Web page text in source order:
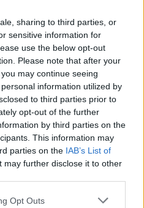
sharing to third parties, or
sensitive information for
use the below opt-out
Please note that after your
may continue seeing
information utilized by
to third parties prior to
opt-out of the further
by third parties on the
This information may
parties on the IAB’s List of
may further disclose it to other
uses one or more Google
Opt Outs
Τεχνολογίας, ΠΕ
Γεωτεχνικών, ΠΕ
-Οικονομικού, ΠΕ Εποπτών
ΠΕ Κοινοτικής Υγείας, ΠΕ
ΠΕ
ΠΕ Ηλεκτρολόγων
Μηχανικών, ΠΕ
Πολιτικών Μηχανικών, ΠΕ
ΠΕ Στατιστικών, ΠΕ
ΠΕ Ψυχολόγων. Κατηγορία
(ΤΕ), εξακόσιες δέκα επτά
ΤΕ Βιοϊατρικής
– Λογιστικού, ΤΕ